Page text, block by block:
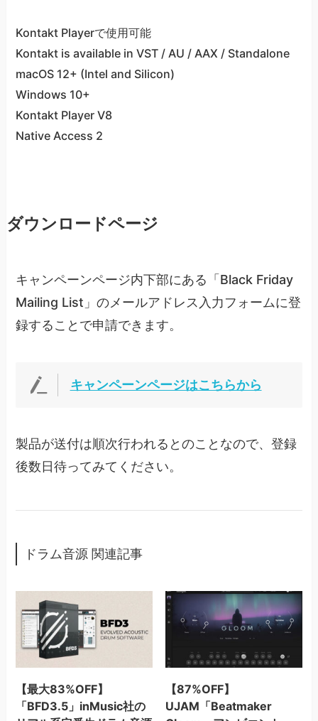
Kontakt Playerで使用可能
Kontakt is available in VST / AU / AAX / Standalone
macOS 12+ (Intel and Silicon)
Windows 10+
Kontakt Player V8
Native Access 2
ダウンロードページ
キャンペーンページ内下部にある「Black Friday
Mailing List」のメールアドレス入力フォームに登
録することで申請できます。
キャンペーンページはこちらから
製品が送付は順次行われるとのことなので、登録
後数日待ってみてください。
ドラム音源 関連記事
【最大83%OFF】
「BFD3.5」inMusic社の
【87%OFF】
UJAM「Beatmaker